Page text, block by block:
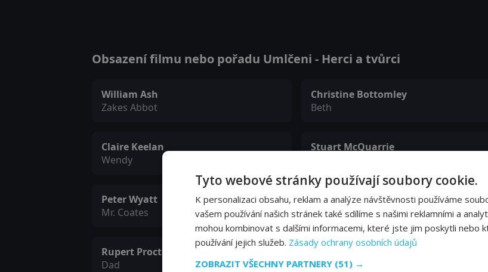
Obsazení filmu nebo pořadu Umlčeni - Herci a tvůrci
William Ash
Zakes Abbot
Christine Bottomley
Beth
Claire Keelan
Wendy
Stuart McQuarrie
Peter Wyatt
Mr. Coates
Sheila Reid
Mrs. Coates
Rupert Procter
Dad
Carol Allen
Mum
Tyto webové stránky používají soubory cookie.
K personalizaci obsahu, reklam a analýze návštěvnosti používáme
vašem používání našich stránek také sdílíme s našimi reklamními a
mohou kombinovat s dalšími informacemi, které jste jim poskytli nebo
používání jejich služeb. Zásady ochrany osobních údajů
ZOBRAZIT VŠECHNY PARTNERY (51) →